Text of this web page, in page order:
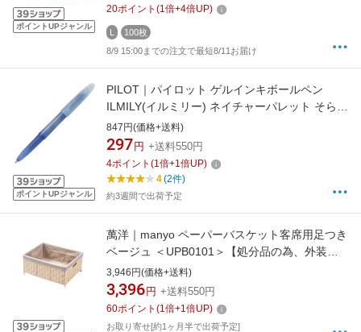
ポイントUPジャンル
20ポイント (1倍+4倍UP)
L
100枚
8/9 15:00までの注文で最短8/11お届け
ポイントUPジャンル
PILOT｜パイロット ゲルインキボールペン
ILMILY(イルミリー) ネイチャーパレット そらの
蒼 LILNP-110-NP01 [1.0mm]
847円(価格+送料)
297 円 +送料550円
4ポイント (1倍+1倍UP)
4(2件)
約3週間で出荷予定
萬洋｜manyo ペーパーバスケット客席用足つき
ベージュ ＜UPB0101＞【処分品の為、外装不
良による返品・交換不可】
3,946円(価格+送料)
3,396 円 +送料550円
60ポイント (1倍+1倍UP)
お取り寄せ[約1ヶ月半で出荷予定]